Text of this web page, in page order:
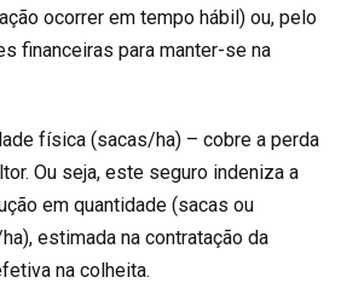
ocorrer em tempo hábil) ou, pelo
financeiras para manter-se na
física (sacas/ha) – cobre a perda
Ou seja, este seguro indeniza a
em quantidade (sacas ou
estimada na contratação da
na colheita.